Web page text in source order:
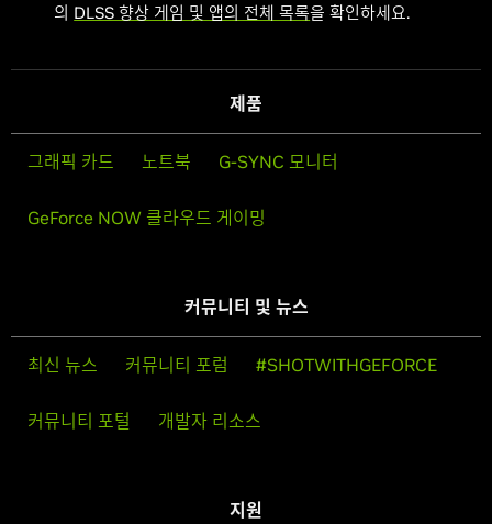
의 DLSS 향상 게임 및 앱의 전체 목록을 확인하세요.
제품
그래픽 카드 노트북 G-SYNC 모니터
GeForce NOW 클라우드 게이밍
커뮤니티 및 뉴스
최신 뉴스 커뮤니티 포럼 #SHOTWITHGEFORCE
커뮤니티 포털 개발자 리소스
지원